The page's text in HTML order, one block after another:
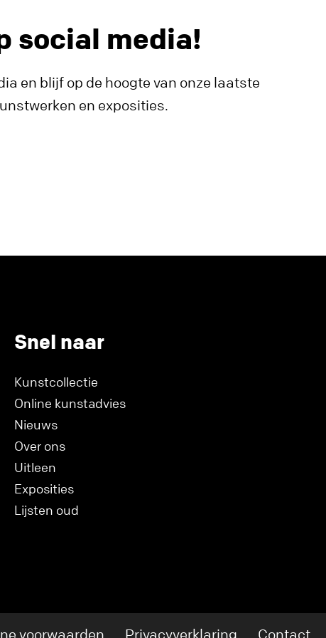
social media!
en blijf op de hoogte van onze laatste
en exposities.
Snel naar
Kunstcollectie
Online kunstadvies
Nieuws
Over ons
Uitleen
Exposities
Lijsten oud
voorwaarden Privacyverklaring Contact